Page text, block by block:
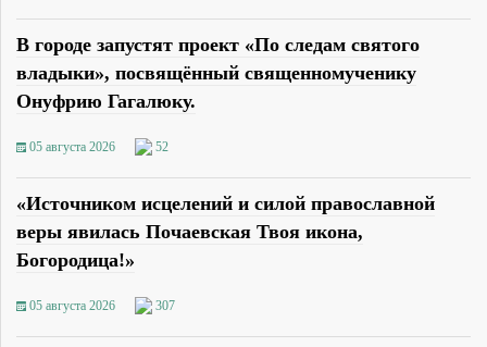
В городе запустят проект «По следам святого
владыки», посвящённый священномученику
Онуфрию Гагалюку.
05 августа 2026 52
«Источником исцелений и силой православной
веры явилась Почаевская Твоя икона,
Богородица!»
05 августа 2026 307